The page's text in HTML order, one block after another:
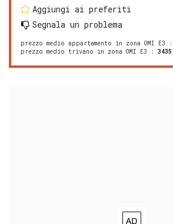
Aggiungi ai preferiti
Segnala un problema
prezzo medio appartamento in zona OMI E3 :
prezzo medio trivano in zona OMI E3 : 3435